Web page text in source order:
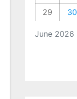
June 2026
29
30